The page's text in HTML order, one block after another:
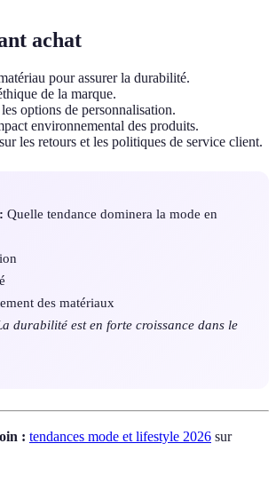
achat
pour assurer la durabilité.
de la marque.
options de personnalisation.
environnemental des produits.
les retours et les politiques de service client.
Quelle tendance dominera la mode en
des matériaux
durabilité est en forte croissance dans le
: tendances mode et lifestyle 2026 sur